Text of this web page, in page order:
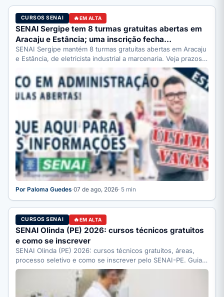
CURSOS SENAI EM ALTA
SENAI Sergipe tem 8 turmas gratuitas abertas em
Aracaju e Estância; uma inscrição fecha…
SENAI Sergipe mantém 8 turmas gratuitas abertas em Aracaju
e Estância, de eletricista industrial a marcenaria. Veja prazos:
Por Paloma Guedes·07 de ago, 2026· 5 min
CURSOS SENAI EM ALTA
SENAI Olinda (PE) 2026: cursos técnicos gratuitos
e como se inscrever
SENAI Olinda (PE) 2026: cursos técnicos gratuitos, áreas,
processo seletivo e como se inscrever pelo SENAI-PE. Guia
completo.